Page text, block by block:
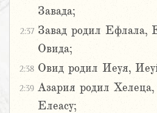
Завада;
2:37 Завад родил Ефлала,
Овида;
2:38 Овид родил Иеуя,
2:39 Азария родил
Елеасу;